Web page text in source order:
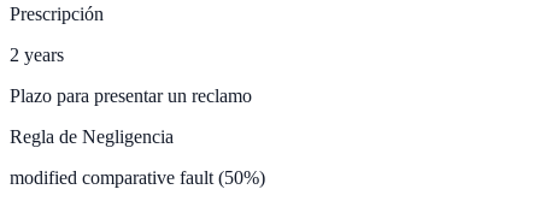
Prescripción
2 years
Plazo para presentar un reclamo
Regla de Negligencia
modified comparative fault (50%)